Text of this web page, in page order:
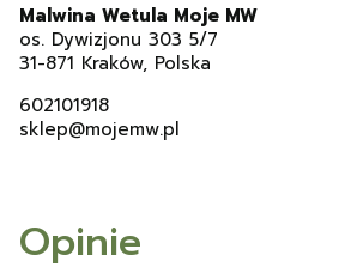
Malwina Wetula Moje MW
os. Dywizjonu 303 5/7
31-871 Kraków, Polska
602101918
sklep@mojemw.pl
Opinie